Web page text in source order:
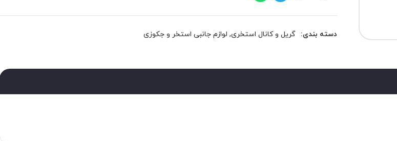
دسته بندی: گریل و کانال استخری, لوازم جانبی استخر و جکوزی